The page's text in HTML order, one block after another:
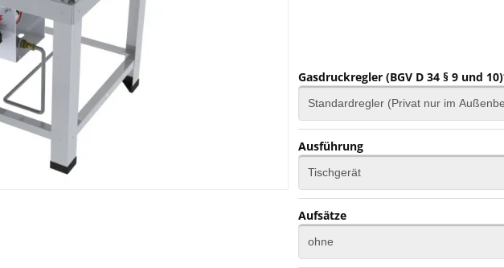
Gasdruckregler (BGV D 34 § 9 und
Ausführung
Aufsätze